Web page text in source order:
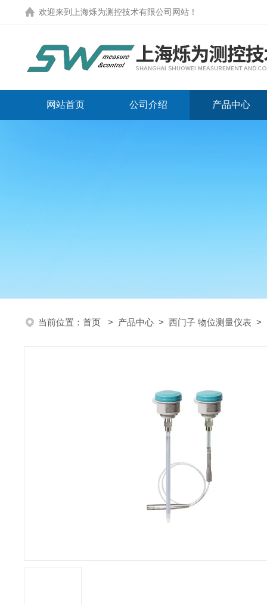
欢迎来到 上海烁为测控技术有限公司网站 ！
网站首页 公司介绍 产品中心
当前位置： 首页 > 产品中心 > 西门子 物位测量仪表 >